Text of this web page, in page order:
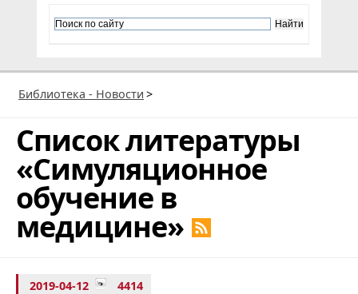
Библиотека - Новости >
Список литературы
«Симуляционное
обучение в
медицине»
2019-04-12 4414